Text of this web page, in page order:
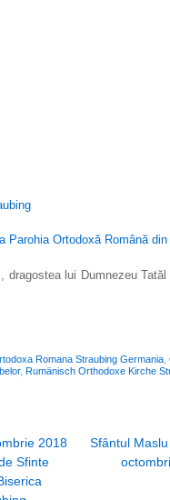
Parohia Ortodoxă Română
dragostea lui Dumnezeu
Romana Straubing Germania
, Rumänisch Orthodoxe Kirche
2018
Sfinte
Sfântul